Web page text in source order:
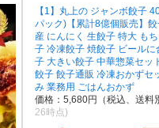
【1】丸上の ジャンボ餃子
パック)【累計8億個販売】
産 にんにく 生餃子 特大 も
子 冷凍餃子 焼餃子 ビールに
子 大きい餃子 中華惣菜セッ
餃子 餃子通販 冷凍おかずセ
み 業務用 ごはんおかず
価格：5,680円（税込、送料
26時点)